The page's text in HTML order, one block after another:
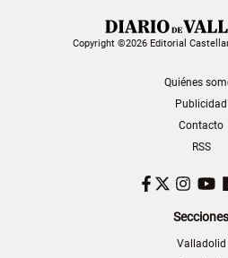
Copyright ©2026 Editorial
Quiénes
Publicidad
Contacto
RSS
Facebook
Twitter
Secciones
Valladolid